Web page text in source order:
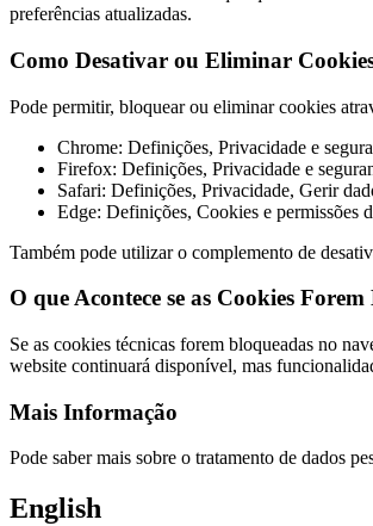
preferências atualizadas.
Como Desativar ou Eliminar
Pode permitir, bloquear ou eliminar cookies
Chrome: Definições, Privacidade e
Firefox: Definições, Privacidade e
Safari: Definições, Privacidade, Gerir
Edge: Definições, Cookies e permissões
Também pode utilizar o complemento de
O que Acontece se as Cookies Forem
Se as cookies técnicas forem bloqueadas no
website continuará disponível, mas
Mais Informação
Pode saber mais sobre o tratamento de dados
English